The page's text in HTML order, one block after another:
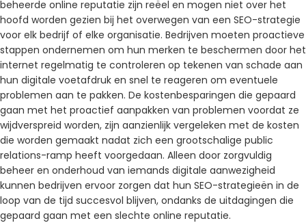
beheerde online reputatie zijn reëel en mogen niet over het
hoofd worden gezien bij het overwegen van een SEO-strategie
voor elk bedrijf of elke organisatie. Bedrijven moeten proactieve
stappen ondernemen om hun merken te beschermen door het
internet regelmatig te controleren op tekenen van schade aan
hun digitale voetafdruk en snel te reageren om eventuele
problemen aan te pakken. De kostenbesparingen die gepaard
gaan met het proactief aanpakken van problemen voordat ze
wijdverspreid worden, zijn aanzienlijk vergeleken met de kosten
die worden gemaakt nadat zich een grootschalige public
relations-ramp heeft voorgedaan. Alleen door zorgvuldig
beheer en onderhoud van iemands digitale aanwezigheid
kunnen bedrijven ervoor zorgen dat hun SEO-strategieën in de
loop van de tijd succesvol blijven, ondanks de uitdagingen die
gepaard gaan met een slechte online reputatie.